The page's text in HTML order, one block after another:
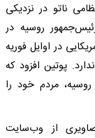
ناتو در نزدیکی
روسیه در
در اوایل فوریه
پوتین افزود که
مردم خود را
از وب‌سایت